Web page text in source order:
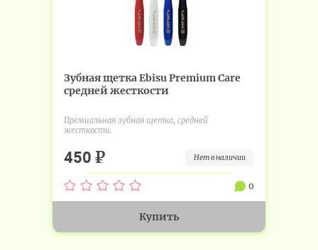
Зубная щетка Ebisu Premium Care
средней жесткости
Премиальная зубная щетка, средней
жесткости.
450 ₽ нет в наличии
0
Купить